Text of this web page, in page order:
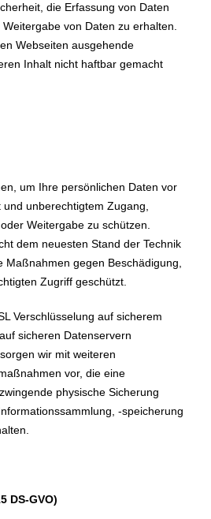
die Erfassung von Daten
von Daten zu erhalten.
Webseiten ausgehende
Inhalt nicht haftbar gemacht
um Ihre persönlichen Daten vor
unberechtigtem Zugang,
Weitergabe zu schützen.
dem neuesten Stand der Technik
Maßnahmen gegen Beschädigung,
Zugriff geschützt.
Verschlüsselung auf sicherem
sicheren Datenservern
wir mit weiteren
vor, die eine
physische Sicherung
-speicherung
DS-GVO)